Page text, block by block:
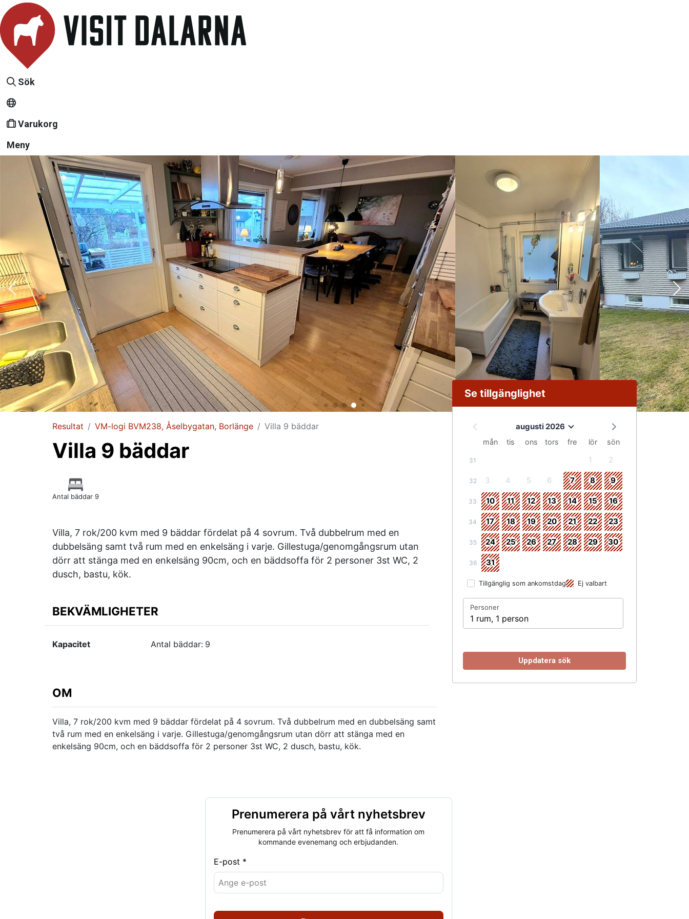
Sök
Varukorg
Meny
Resultat VM-logi BVM238, Åselbygatan, Borlänge Villa 9 bäddar
Villa 9 bäddar
Antal bäddar 9
Villa, 7 rok/200 kvm med 9 bäddar fördelat på 4 sovrum. Två dubbelrum med en
dubbelsäng samt två rum med en enkelsäng i varje. Gillestuga/genomgångsrum utan
dörr att stänga med en enkelsäng 90cm, och en bäddsoffa för 2 personer 3st WC, 2
dusch, bastu, kök.
BEKVÄMLIGHETER
Kapacitet Antal bäddar: 9
OM
Villa, 7 rok/200 kvm med 9 bäddar fördelat på 4 sovrum. Två dubbelrum med en dubbelsäng samt
två rum med en enkelsäng i varje. Gillestuga/genomgångsrum utan dörr att stänga med en
enkelsäng 90cm, och en bäddsoffa för 2 personer 3st WC, 2 dusch, bastu, kök.
Se tillgänglighet
augusti 2026
mån tis ons tors fre lör sön
31 1 2
32 3 4 5 6 7 8 9
33 10 11 12 13 14 15 16
34 17 18 19 20 21 22 23
35 24 25 26 27 28 29 30
36 31
Tillgänglig som ankomstdag Ej valbart
Personer
1 rum, 1 person
Uppdatera sök
Prenumerera på vårt nyhetsbrev
Prenumerera på vårt nyhetsbrev för att få information om
kommande evenemang och erbjudanden.
E-post *